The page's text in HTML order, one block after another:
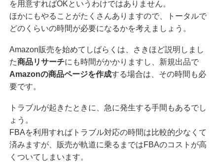
を用意すればOKというわけではありません。
ほかにもやることがたくさんありますので、トータルで
どのくらいの時間が必要になるかを考えましょう。
Amazon販売を始めてしばらくは、さきほど説明しまし
た商品リサーチにも時間がかかりますし、新規出品で
Amazonの商品ページを作成する場合は、その時間も必
要です。
トラブルが起きたときに、急に発生する手間もあるでし
ょう。
FBAを利用すればトラブル対応の時間は比較的少なくて
済みますが、販売が軌道に乗るまではFBAのコストが高
くついてしまいます。